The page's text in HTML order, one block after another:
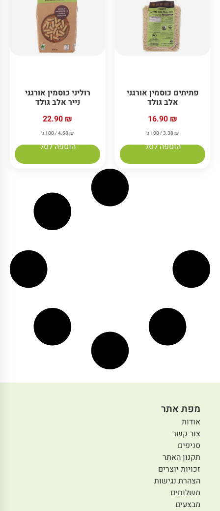
פתיתים כוסמין אורגני
אלב גולד
16.90 ₪
3.38₪ / 100 ג׳
הוספה לסל
רוליני כוסמין אורגני
נייר אלב גולד
22.90 ₪
4.58₪ / 100 ג׳
הוספה לסל
מפת אתר
אודות
צור קשר
סניפים
תקנון האתר
זכויות יוצרים
הצהרת נגישות
משלוחים
מבצעים